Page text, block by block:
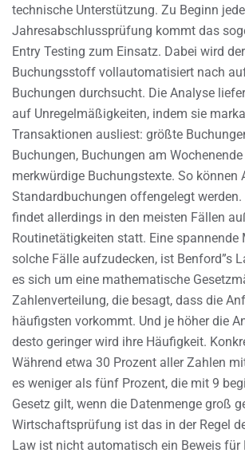
technische Unterstützung. Zu Beginn
Jahresabschlussprüfung kommt das
Entry Testing zum Einsatz. Dabei wird
Buchungsstoff vollautomatisiert nach
Buchungen durchsucht. Die Analyse
auf Unregelmäßigkeiten, indem sie
Transaktionen ausliest: größte
Buchungen, Buchungen am
merkwürdige Buchungstexte. So können
Standardbuchungen offengelegt
findet allerdings in den meisten Fällen
Routinetätigkeiten statt. Eine spannende
solche Fälle aufzudecken, ist Benford”s
es sich um eine mathematische
Zahlenverteilung, die besagt, dass die
häufigsten vorkommt. Und je höher die
desto geringer wird ihre Häufigkeit.
Während etwa 30 Prozent aller Zahlen
es weniger als fünf Prozent, die mit 9
Gesetz gilt, wenn die Datenmenge groß
Wirtschaftsprüfung ist das in der Regel
Law ist nicht automatisch ein Beweis für